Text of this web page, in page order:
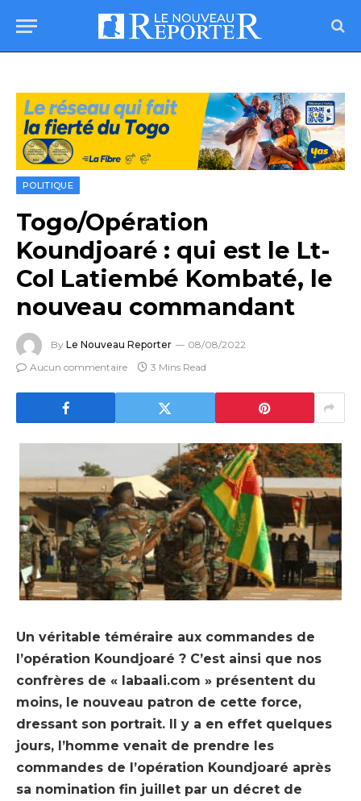
POLITIQUE
Togo/Opération
Koundjoaré : qui est le Lt-
Col Latiembé Kombaté, le
nouveau commandant
By Le Nouveau Reporter
08/08/2022
Aucun commentaire
3 Mins Read
Un véritable téméraire aux commandes de
l’opération Koundjoaré ? C’est ainsi que nos
confrères de « labaali.com » présentent du
moins, le nouveau patron de cette force,
dressant son portrait. Il y a en effet quelques
jours, l’homme venait de prendre les
commandes de l’opération Koundjoaré après
sa nomination fin juillet par un décret de